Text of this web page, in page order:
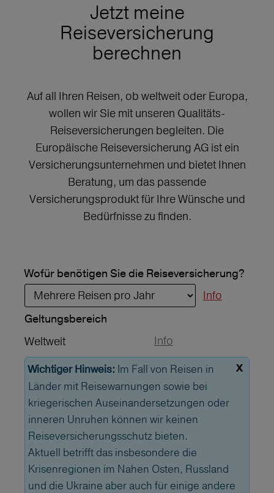
Jetzt meine
Reiseversicherung
berechnen
Auf all Ihren Reisen, ob weltweit oder Europa,
wollen wir Sie mit unseren Qualitäts-
Reiseversicherungen begleiten. Die
Europäische Reiseversicherung AG ist ein
Versicherungsunternehmen und bietet Ihnen
Beratung, um das passende
Versicherungsprodukt für Ihre Wünsche und
Bedürfnisse zu finden.
Wofür benötigen Sie die Reiseversicherung?
Info
Geltungs­bereich
Weltweit
Info
x
Wichtiger Hinweis: Im Fall von Reisen in
Länder mit Reisewarnungen sowie bei
kriegerischen Auseinandersetzungen oder
inneren Unruhen können wir keinen
Reiseversicherungsschutz bieten.
Aktuell betrifft das insbesondere die
Krisenregionen im Nahen Osten, Russland
und die Ukraine aber auch für einige andere